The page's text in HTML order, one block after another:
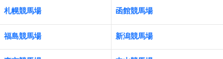
札幌競馬場 函館競馬場
福島競馬場 新潟競馬場